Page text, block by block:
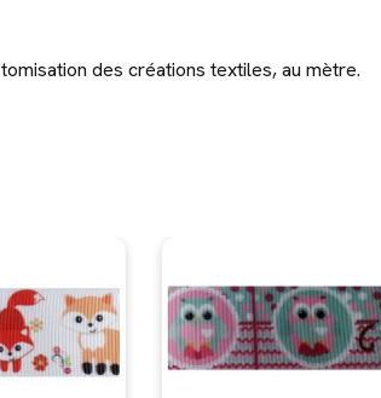
des créations textiles, au mètre.